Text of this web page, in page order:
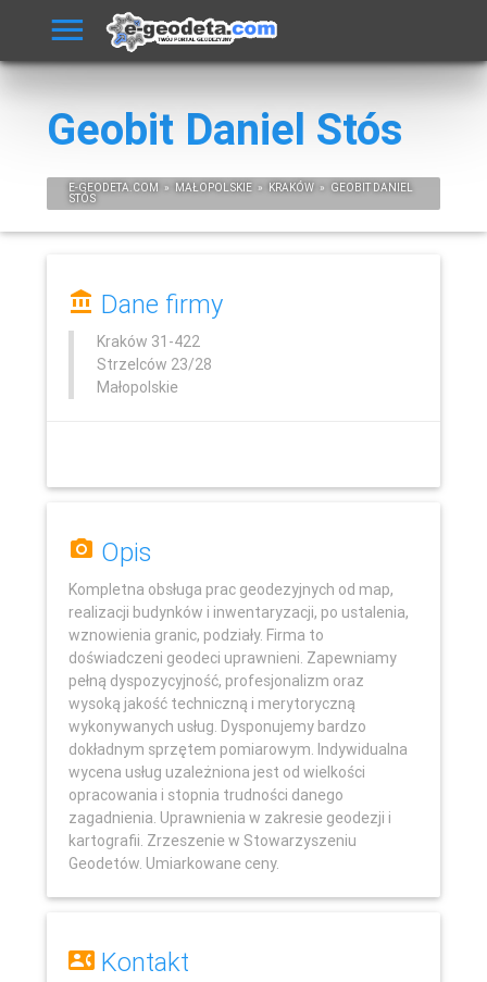
Geobit Daniel Stós
E-GEODETA.COM » MAŁOPOLSKIE » KRAKÓW » GEOBIT DANIEL
STÓS
Dane firmy
Kraków 31-422
Strzelców 23/28
Małopolskie
Opis
Kompletna obsługa prac geodezyjnych od map,
realizacji budynków i inwentaryzacji, po ustalenia,
wznowienia granic, podziały. Firma to
doświadczeni geodeci uprawnieni. Zapewniamy
pełną dyspozycyjność, profesjonalizm oraz
wysoką jakość techniczną i merytoryczną
wykonywanych usług. Dysponujemy bardzo
dokładnym sprzętem pomiarowym. Indywidualna
wycena usług uzależniona jest od wielkości
opracowania i stopnia trudności danego
zagadnienia. Uprawnienia w zakresie geodezji i
kartografii. Zrzeszenie w Stowarzyszeniu
Geodetów. Umiarkowane ceny.
Kontakt